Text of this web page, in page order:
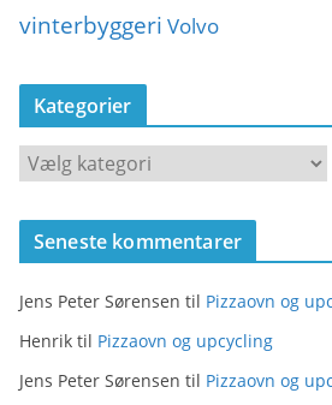
vinterbyggeri Volvo
Kategorier
K
a
t
o
r
i
Seneste kommentarer
Jens Peter Sørensen til Pizzaovn og
Henrik til Pizzaovn og upcycling
Jens Peter Sørensen til Pizzaovn og